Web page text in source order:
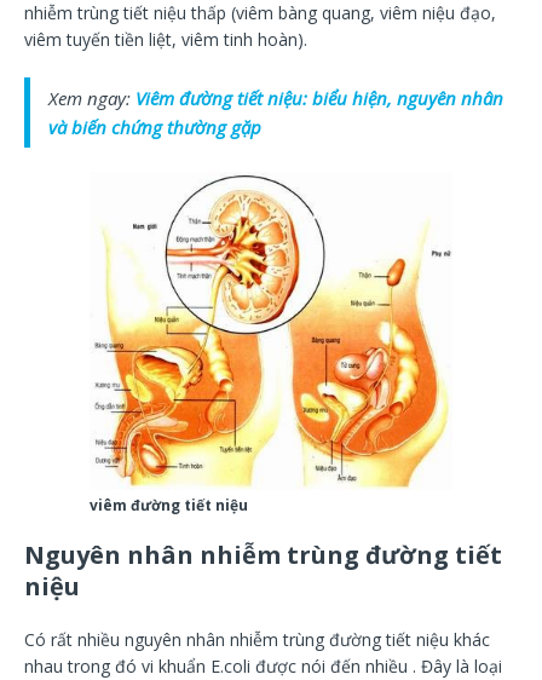
nhiễm trùng tiết niệu thấp (viêm bàng quang, viêm niệu đạo,
viêm tuyến tiền liệt, viêm tinh hoàn).
Xem ngay: Viêm đường tiết niệu: biểu hiện, nguyên nhân
và biến chứng thường gặp
viêm đường tiết niệu
Nguyên nhân nhiễm trùng đường tiết
niệu
Có rất nhiều nguyên nhân nhiễm trùng đường tiết niệu khác
nhau trong đó vi khuẩn E.coli được nói đến nhiều . Đây là loại